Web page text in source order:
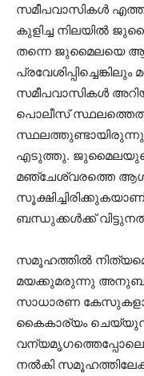
സമീപവാസികള്‍
കുളിച്ച നിലയില്‍
തന്നെ ജുമൈലയെ
സമീപവാസികള്‍
പൊലീസ്
എടുത്തു. ജുമൈലയുടെ
മഞ്ചേശ്വരത്തെ
ബന്ധുക്കള്‍ക്ക്
സമൂഹത്തില്‍
മയക്കുമരുന്നു
സാധാരണ
കൈകാര്യം
വന്യമൃഗത്തെപ്പോലെ
നല്‍കി